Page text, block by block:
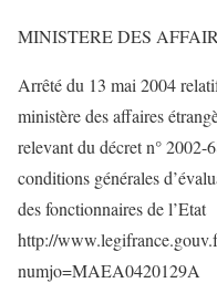
MINISTERE DES
Arrêté du 13 mai 2004
ministère des affaires
relevant du décret n°
conditions générales
des fonctionnaires de l’Etat
http://
numjo=MAEA0420129A